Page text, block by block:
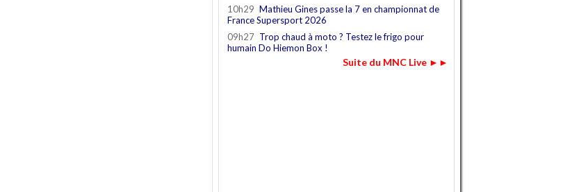
10h29 Mathieu Gines passe la 7 en championnat de
France Supersport 2026
09h27 Trop chaud à moto ? Testez le frigo pour
humain Do Hiemon Box !
Suite du MNC Live ►►